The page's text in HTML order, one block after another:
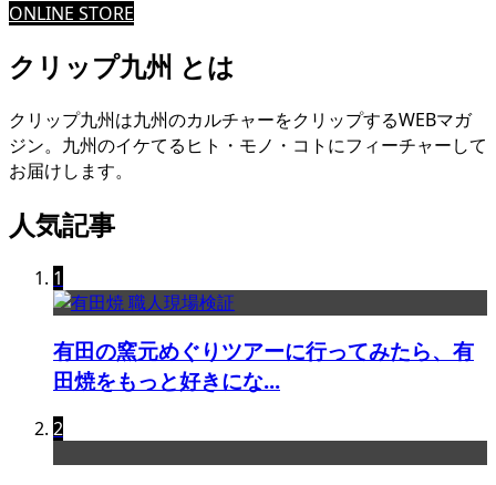
ONLINE STORE
クリップ九州 とは
クリップ九州は九州のカルチャーをクリップするWEBマガ
ジン。九州のイケてるヒト・モノ・コトにフィーチャーして
お届けします。
人気記事
1
有田の窯元めぐりツアーに行ってみたら、有
田焼をもっと好きにな...
2